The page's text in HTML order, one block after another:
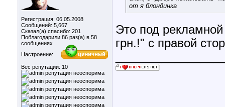
Регистрация: 06.05.2008
Сообщений: 5,667
Сказал(а) спасибо: 201
Поблагодарили 86 раз(а) в 58
сообщениях
Настроение:
Вес репутации: 10
от я блондинка
Это под
грн.!" с правой